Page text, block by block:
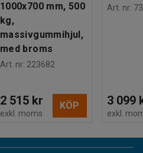
1000x700 mm, 500
kg,
massivgummihjul,
med broms
Art. nr: 223682
2 515 kr
exkl. moms
KÖP
Art. nr:
3 099
exkl.